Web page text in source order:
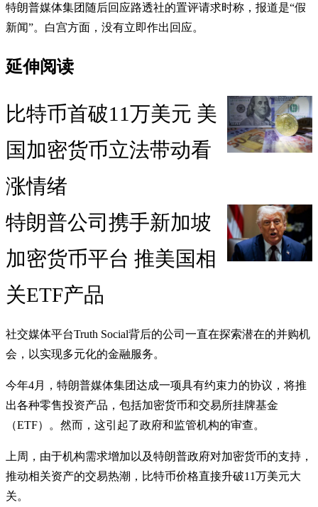
特朗普媒体集团随后回应路透社的置评请求时称，报道是“假
新闻”。白宫方面，没有立即作出回应。
延伸阅读
比特币首破11万美元 美
国加密货币立法带动看
涨情绪
特朗普公司携手新加坡
加密货币平台 推美国相
关ETF产品
社交媒体平台Truth Social背后的公司一直在探索潜在的并购机
会，以实现多元化的金融服务。
今年4月，特朗普媒体集团达成一项具有约束力的协议，将推
出各种零售投资产品，包括加密货币和交易所挂牌基金
（ETF）。然而，这引起了政府和监管机构的审查。
上周，由于机构需求增加以及特朗普政府对加密货币的支持，
推动相关资产的交易热潮，比特币价格直接升破11万美元大
关。